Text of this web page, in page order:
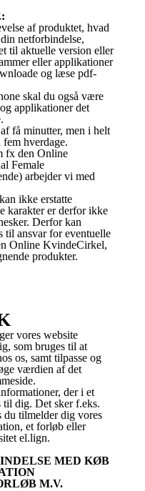
af produktet, hvad
netforbindelse,
til aktuelle version eller
eller applikationer
og læse pdf-
skal du også være
applikationer det
få minutter, men i helt
hverdage.
fx den Online
Female
arbejder vi med
ikke erstatte
karakter er derfor ikke
Derfor kan
til ansvar for eventuelle
Online KvindeCirkel,
produkter.
vores website
som bruges til at
os, samt tilpasse og
værdien af det
der i et
til dig. Det sker f.eks.
tilmelder dig vores
et forløb eller
el.lign.
MED KØB
M.V.